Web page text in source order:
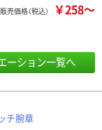
販売価格（税込） ￥258～
ーション一覧へ
チ腕章